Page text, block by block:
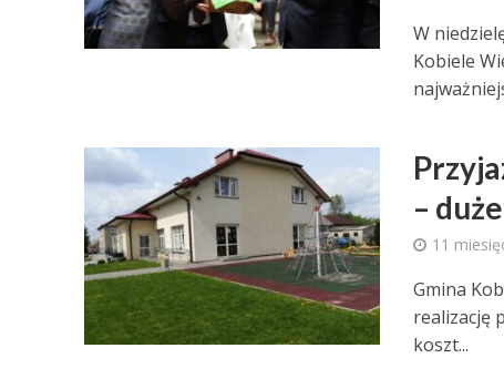
W
Kobiele
–
11
Gmina
realizację
koszt...